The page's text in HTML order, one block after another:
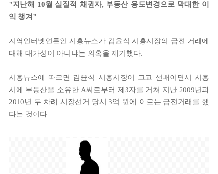
"지난해 10월 실질적 채권자, 부동산 용도변경으로 막대한 이
익 챙겨"
지역인터넷언론인 시흥뉴스가 김윤식 시흥시장의 금전 거래에
대해 대가성이 아니냐는 의혹을 제기했다.
시흥뉴스에 따르면 김윤식 시흥시장이 고교 선배이면서 시흥
시에 부동산을 소유한 A씨로부터 제3자를 거쳐 지난 2009년과
2010년 두 차례 시장선거 당시 3억 원에 이르는 금전거래를 했
다는 것이다.